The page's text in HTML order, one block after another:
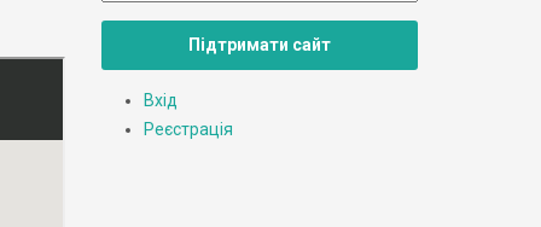
Підтримати сайт
Вхід
Реєстрація